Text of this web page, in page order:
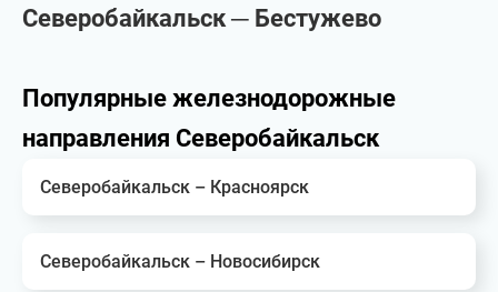
Северобайкальск ─ Бестужево
Популярные железнодорожные
направления Северобайкальск
Северобайкальск – Красноярск
Северобайкальск – Новосибирск